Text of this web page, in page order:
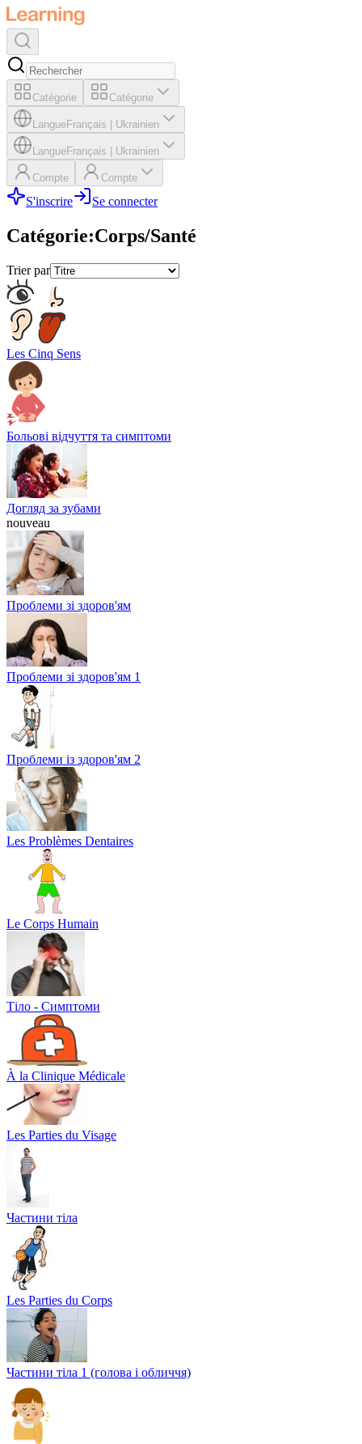
Catégorie Catégorie
LangueFrançais Ukrainien
LangueFrançais Ukrainien
Compte Compte
S'inscrire Se connecter
Catégorie:Corps/Santé
Trier par
Les Cinq Sens
Больові відчуття та симптоми
Догляд за зубами
nouveau
Проблеми зі здоров'ям
Проблеми зі здоров'ям 1
Проблеми із здоров'ям 2
Les Problèmes Dentaires
Le Corps Humain
Тіло - Симптоми
À la Clinique Médicale
Les Parties du Visage
Частини тіла
Les Parties du Corps
Частини тіла 1 (голова і обличчя)